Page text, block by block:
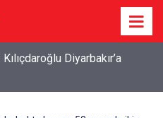
Diyarbakır’a